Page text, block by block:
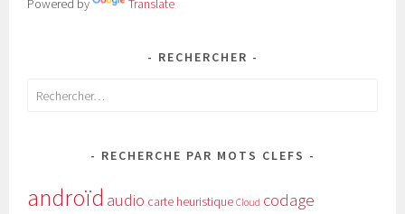
RECHERCHER
Rechercher :
RECHERCHE PAR MOTS CLEFS
androïd audio carte heuristique Cloud codage